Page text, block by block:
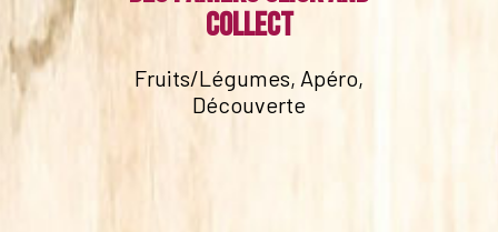
collect
Fruits/Légumes, Apéro,
Découverte